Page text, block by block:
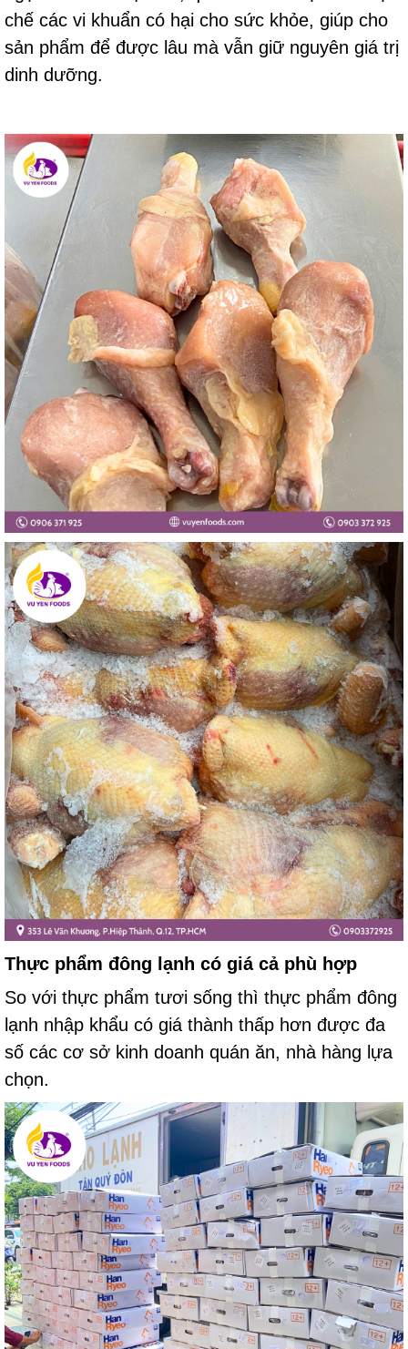
chế các vi khuẩn có hại cho sức khỏe, giúp cho
sản phẩm để được lâu mà vẫn giữ nguyên giá trị
dinh dưỡng.
Thực phẩm đông lạnh có giá cả phù hợp
So với thực phẩm tươi sống thì thực phẩm đông
lạnh nhập khẩu có giá thành thấp hơn được đa
số các cơ sở kinh doanh quán ăn, nhà hàng lựa
chọn.